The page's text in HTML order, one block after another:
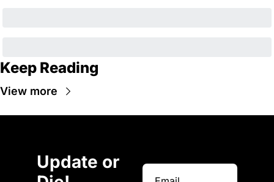
Keep Reading
View more
Update or